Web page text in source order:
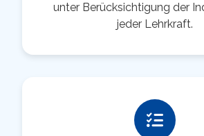
unter Berücksichtigung der
jeder Lehrkraft.